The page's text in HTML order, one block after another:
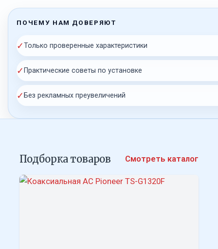
ПОЧЕМУ НАМ ДОВЕРЯЮТ
✓Только проверенные характеристики
✓Практические советы по установке
✓Без рекламных преувеличений
Подборка товаров Смотреть каталог